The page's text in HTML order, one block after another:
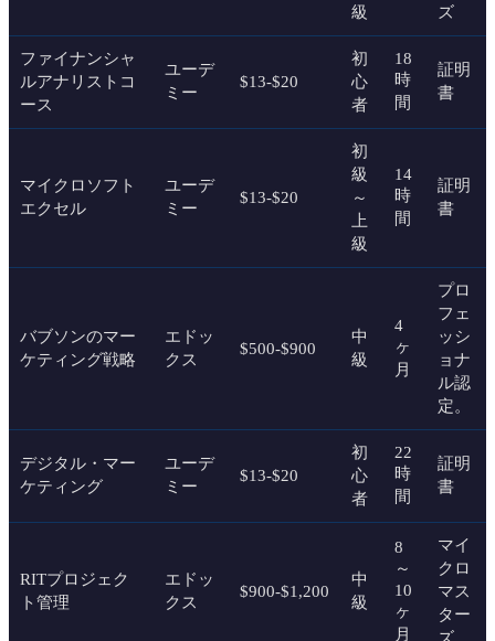
級
ズ
ファイナンシャ
ルアナリストコ
ース
ユーデ
ミー
$13-$20
初
心
者
18
時
間
証明
書
マイクロソフト
エクセル
ユーデ
ミー
$13-$20
初
級
～
上
級
14
時
間
証明
書
バブソンのマー
ケティング戦略
エドッ
クス
$500-$900
中
級
4
ヶ
月
プロ
フェ
ッシ
ョナ
ル認
定。
デジタル・マー
ケティング
ユーデ
ミー
$13-$20
初
心
者
22
時
間
証明
書
RITプロジェク
ト管理
エドッ
クス
$900-$1,200
中
級
8
～
10
ヶ
月
マイ
クロ
マス
ター